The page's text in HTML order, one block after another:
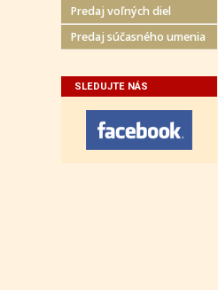
Predaj voľných diel
Predaj súčasného umenia
SLEDUJTE NÁS